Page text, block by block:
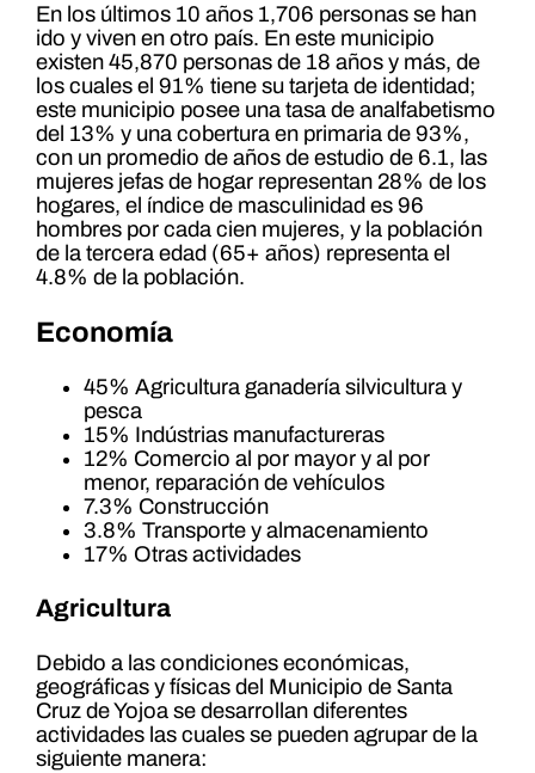
En los últimos 10 años 1,706 personas se han
ido y viven en otro país. En este municipio
existen 45,870 personas de 18 años y más, de
los cuales el 91% tiene su tarjeta de identidad;
este municipio posee una tasa de analfabetismo
del 13% y una cobertura en primaria de 93%,
con un promedio de años de estudio de 6.1, las
mujeres jefas de hogar representan 28% de los
hogares, el índice de masculinidad es 96
hombres por cada cien mujeres, y la población
de la tercera edad (65+ años) representa el
4.8% de la población.
Economía
45% Agricultura ganadería silvicultura y
pesca
15% Indústrias manufactureras
12% Comercio al por mayor y al por
menor, reparación de vehículos
7.3% Construcción
3.8% Transporte y almacenamiento
17% Otras actividades
Agricultura
Debido a las condiciones económicas,
geográficas y físicas del Municipio de Santa
Cruz de Yojoa se desarrollan diferentes
actividades las cuales se pueden agrupar de la
siguiente manera: